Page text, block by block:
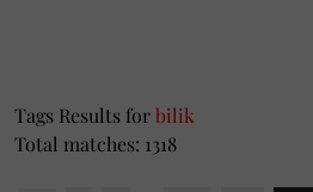
Tags Results forbilik
Total matches: 1318